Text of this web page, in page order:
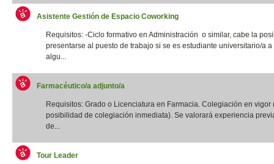
Asistente Gestión de Espacio Coworking
Requisitos: -Ciclo formativo en Administración o similar, cabe la
presentarse al puesto de trabajo si se es estudiante universitario/a a
algu...
Farmacéutico/a adjunto/a
Requisitos: Grado o Licenciatura en Farmacia. Colegiación en vigor
posibilidad de colegiación inmediata). Se valorará experiencia
de...
Tour Leader